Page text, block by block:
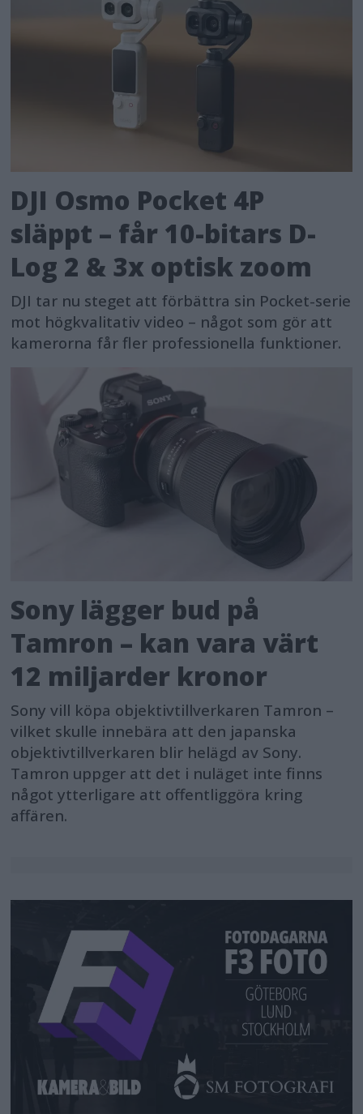
DJI Osmo Pocket 4P
släppt – får 10-bitars D-
Log 2 & 3x optisk zoom
DJI tar nu steget att förbättra sin Pocket-serie
mot högkvalitativ video – något som gör att
kamerorna får fler professionella funktioner.
Sony lägger bud på
Tamron – kan vara värt
12 miljarder kronor
Sony vill köpa objektivtillverkaren Tamron –
vilket skulle innebära att den japanska
objektivtillverkaren blir helägd av Sony.
Tamron uppger att det i nuläget inte finns
något ytterligare att offentliggöra kring
affären.